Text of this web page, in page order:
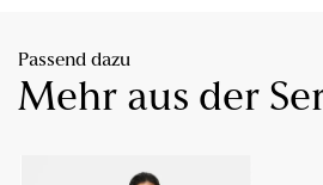
Passend dazu
Mehr aus der